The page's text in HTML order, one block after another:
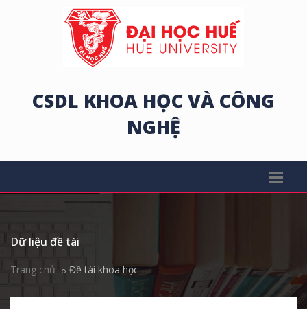
CSDL KHOA HỌC VÀ CÔNG
NGHỆ
Dữ liệu đề tài
Trang chủ Đề tài khoa học